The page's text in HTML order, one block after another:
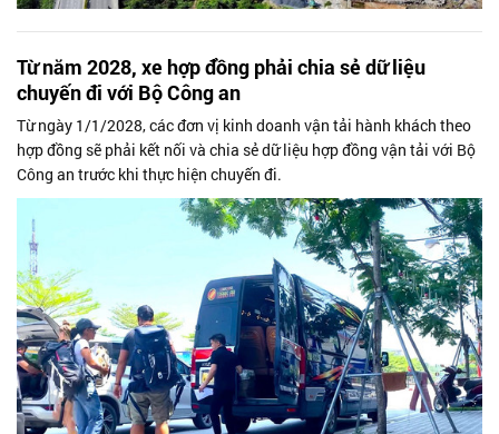
Từ năm 2028, xe hợp đồng phải chia sẻ dữ liệu
chuyến đi với Bộ Công an
Từ ngày 1/1/2028, các đơn vị kinh doanh vận tải hành khách theo
hợp đồng sẽ phải kết nối và chia sẻ dữ liệu hợp đồng vận tải với Bộ
Công an trước khi thực hiện chuyến đi.